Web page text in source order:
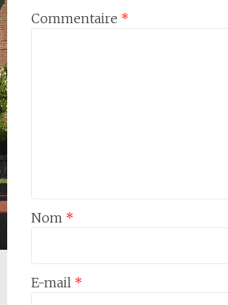
Commentaire *
Nom *
E-mail *